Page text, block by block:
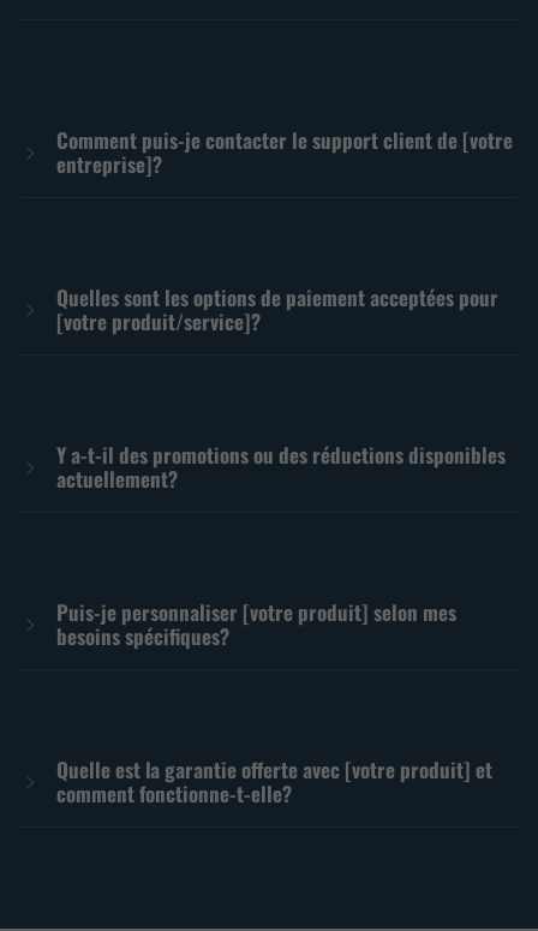
Comment puis-je contacter le support client de [votre
entreprise]?
Quelles sont les options de paiement acceptées pour
[votre produit/service]?
Y a-t-il des promotions ou des réductions disponibles
actuellement?
Puis-je personnaliser [votre produit] selon mes
besoins spécifiques?
Quelle est la garantie offerte avec [votre produit] et
comment fonctionne-t-elle?